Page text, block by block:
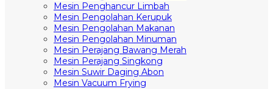
Mesin Penghancur Limbah
Mesin Pengolahan Kerupuk
Mesin Pengolahan Makanan
Mesin Pengolahan Minuman
Mesin Perajang Bawang Merah
Mesin Perajang Singkong
Mesin Suwir Daging Abon
Mesin Vacuum Frying